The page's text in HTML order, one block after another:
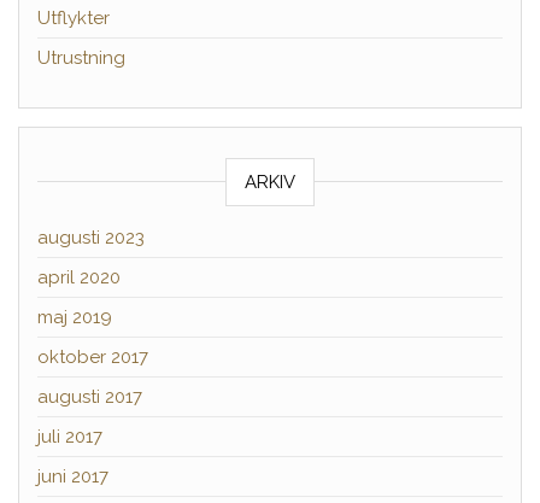
Utflykter
Utrustning
ARKIV
augusti 2023
april 2020
maj 2019
oktober 2017
augusti 2017
juli 2017
juni 2017